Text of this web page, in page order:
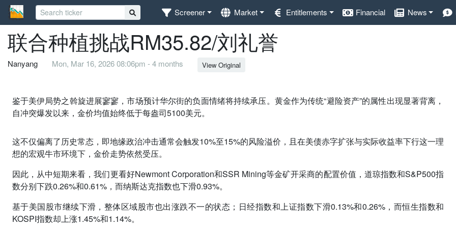
Screener Market Entitlements Financial News
联合种植挑战RM35.82/刘礼誉
Nanyang Mon, Mar 16, 2026 08:06pm - 4 months View Original
鉴于美伊局势之斡旋进展寥寥，市场预计华尔街的负面情绪将持续承压。黄金作为传统“避险资产”的属性出现显著背离，
自冲突爆发以来，金价均值始终低于每盎司5100美元。
这不仅偏离了历史常态，即地缘政治冲击通常会触发10%至15%的风险溢价，且在美债赤字扩张与实际收益率下行这一理
想的宏观牛市环境下，金价走势依然受压。
因此，从中短期来看，我们更看好Newmont Corporation和SSR Mining等金矿开采商的配置价值，道琼指数和S&P500指
数分别下跌0.26%和0.61%，而纳斯达克指数也下滑0.93%。
基于美国股市继续下滑，整体区域股市也出涨跌不一的状态；日经指数和上证指数下滑0.13%和0.26%，而恒生指数和
KOSPI指数却上涨1.45%和1.14%。